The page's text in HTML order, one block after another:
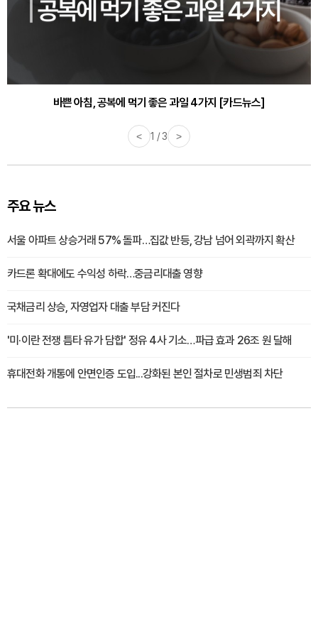
바쁜 아침, 공복에 먹기 좋은 과일 4가지 [카드뉴스]
< 1 / 3 >
주요 뉴스
서울 아파트 상승거래 57% 돌파…집값 반등, 강남 넘어 외곽까지 확산
카드론 확대에도 수익성 하락…중금리대출 영향
국채금리 상승, 자영업자 대출 부담 커진다
'미·이란 전쟁 틈타 유가 담합' 정유 4사 기소…파급 효과 26조 원 달해
휴대전화 개통에 안면인증 도입...강화된 본인 절차로 민생범죄 차단